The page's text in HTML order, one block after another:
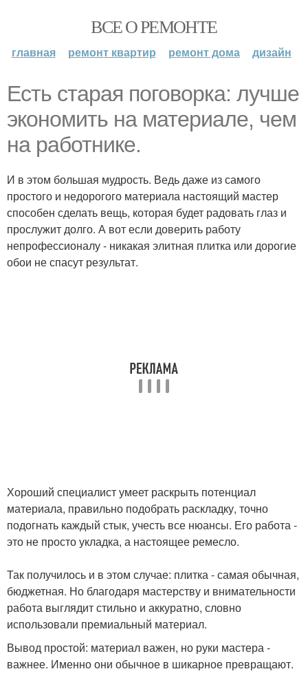
ВСЕ О РЕМОНТЕ
главная ремонт квартир ремонт дома дизайн
Есть старая поговорка: лучше
экономить на материале, чем
на работнике.
И в этом большая мудрость. Ведь даже из самого
простого и недорогого материала настоящий мастер
способен сделать вещь, которая будет радовать глаз и
прослужит долго. А вот если доверить работу
непрофессионалу - никакая элитная плитка или дорогие
обои не спасут результат.
Хороший специалист умеет раскрыть потенциал
материала, правильно подобрать раскладку, точно
подогнать каждый стык, учесть все нюансы. Его работа -
это не просто укладка, а настоящее ремесло.
Так получилось и в этом случае: плитка - самая обычная,
бюджетная. Но благодаря мастерству и внимательности
работа выглядит стильно и аккуратно, словно
использовали премиальный материал.
Вывод простой: материал важен, но руки мастера -
важнее. Именно они обычное в шикарное превращают.